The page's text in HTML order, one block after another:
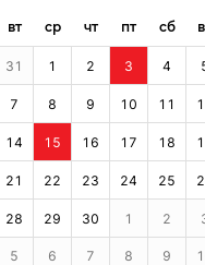
вт ср чт пт сб
31 1 2 3 4
7 8 9 10 11
14 15 16 17 18
21 22 23 24 25
28 29 30 1 2
5 6 7 8 9